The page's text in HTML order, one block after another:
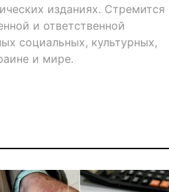
изданиях. Стремится
и ответственной
социальных, культурных,
и мире.